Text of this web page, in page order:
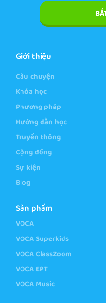
Giới thiệu
Câu chuyện
Khóa học
Phương pháp
Hướng dẫn học
Truyền thông
Cộng đồng
Sự kiện
Blog
Sản phẩm
VOCA
VOCA Superkids
VOCA ClassZoom
VOCA EPT
VOCA Music